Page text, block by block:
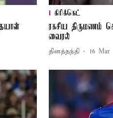
கிரிக்கெட்
ரகசிய திருமணம்
வைரல்
தினத்தந்தி 16 Mar